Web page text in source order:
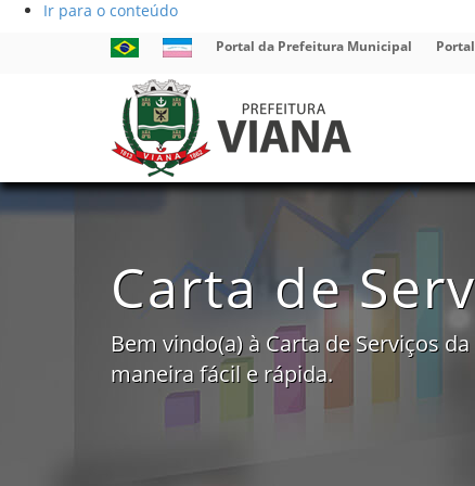
Ir para o conteúdo
Link
externo
para
Portal
Brasil
Link
externo
Portal
do
Governo
do
do
Portal da Prefeitura Municipal
Carta de
Bem vindo(a) à Carta de Serviços
maneira fácil e rápida.